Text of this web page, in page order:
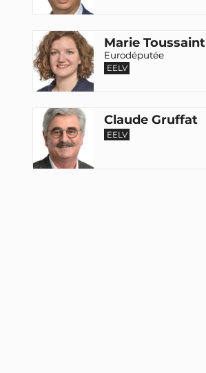
Marie Toussaint
Eurodéputée
EELV
Claude Gruffat
EELV